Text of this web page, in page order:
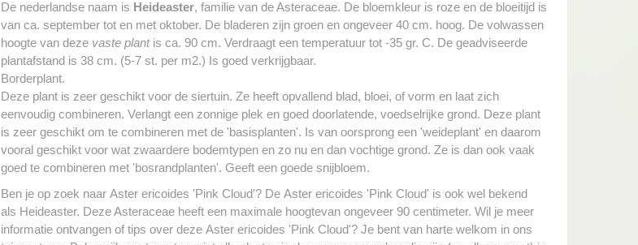
De nederlandse naam is Heideaster, familie van de Asteraceae. De bloemkleur is roze en de bloeitijd is
van ca. september tot en met oktober. De bladeren zijn groen en ongeveer 40 cm. hoog. De volwassen
hoogte van deze vaste plantis ca. 90 cm. Verdraagt een temperatuur tot -35 gr. C. De geadviseerde
plantafstand is 38 cm. (5-7 st. per m2.) Is goed verkrijgbaar.
Borderplant.
Deze plant is zeer geschikt voor de siertuin. Ze heeft opvallend blad, bloei, of vorm en laat zich
eenvoudig combineren. Verlangt een zonnige plek en goed doorlatende, voedselrijke grond. Deze plant
is zeer geschikt om te combineren met de 'basisplanten'. Is van oorsprong een 'weideplant' en daarom
vooral geschikt voor wat zwaardere bodemtypen en zo nu en dan vochtige grond. Ze is dan ook vaak
goed te combineren met 'bosrandplanten'. Geeft een goede snijbloem.
Ben je op zoek naar Aster ericoides 'Pink Cloud'? De Aster ericoides 'Pink Cloud' is ook wel bekend
als Heideaster. Deze Asteraceae heeft een maximale hoogtevan ongeveer 90 centimeter. Wil je meer
informatie ontvangen of tips over deze Aster ericoides 'Pink Cloud'? Je bent van harte welkom in ons